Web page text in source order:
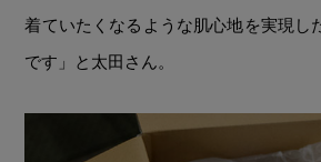
着ていたくなるような肌心地を実現し
です」と太田さん。